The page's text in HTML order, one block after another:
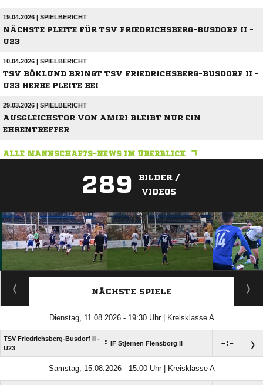
19.04.2026 | SPIELBERICHT
NÄCHSTE PLEITE FÜR TSV FRIEDRICHSBERG-BUSDORF II -
U23
10.04.2026 | SPIELBERICHT
TSV BÖKLUND BRINGT TSV FRIEDRICHSBERG-BUSDORF II -
U23 HERBE PLEITE BEI
29.03.2026 | SPIELBERICHT
AUSGLEICHSTOR VON AMIRI BLEIBT NUR EIN
EHRENTREFFER
ALLE MANNSCHAFTS-NEWS IM ÜBERBLICK
289
BILDER /
VIDEOS
ANZEIGE
NÄCHSTE SPIELE
Dienstag, 11.08.2026 - 19:30 Uhr | Kreisklasse A
TSV Friedrichsberg-Busdorf II -
U23
: IF Stjernen Flensborg II :
Samstag, 15.08.2026 - 15:00 Uhr | Kreisklasse A